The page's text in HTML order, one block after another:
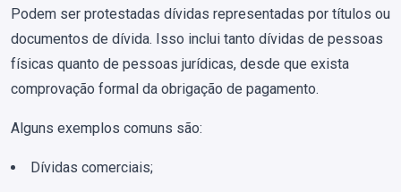
Podem ser protestadas dívidas representadas por títulos ou
documentos de dívida. Isso inclui tanto dívidas de pessoas
físicas quanto de pessoas jurídicas, desde que exista
comprovação formal da obrigação de pagamento.
Alguns exemplos comuns são:
Dívidas comerciais;